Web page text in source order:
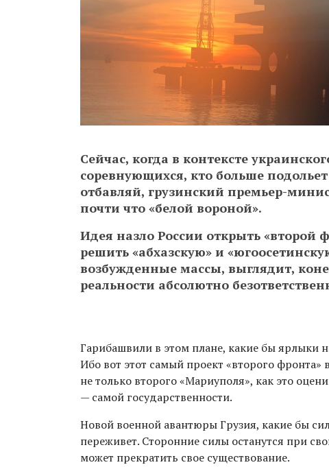
Сейчас, когда в контексте
соревнующихся, кто больше
отбавляй, грузинский премьер-
почти что «белой вороной».
Идея назло России открыть «второй
решить «абхазскую» и
возбужденные массы, выглядит,
реальности абсолютно
Гарибашвили в этом плане, какие бы ярлыки
Ибо вот этот самый проект «второго фронта»
не только второго «Мариуполя», как это
— самой государственности.
Новой военной авантюры Грузия, какие бы
переживет. Сторонние силы останутся при
может прекратить свое существование.